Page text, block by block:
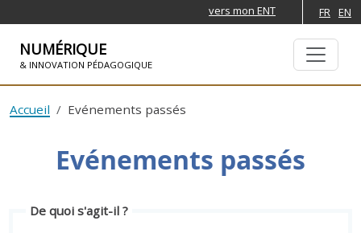
vers mon ENT FR EN
NUMÉRIQUE
& INNOVATION PÉDAGOGIQUE
Accueil Evénements passés
Evénements passés
De quoi s'agit-il ?